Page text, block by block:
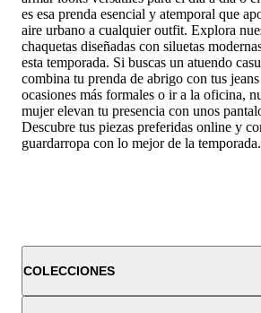
es esa prenda esencial y atemporal que
aire urbano a cualquier outfit. Explora
chaquetas diseñadas con siluetas
esta temporada. Si buscas un atuendo
combina tu prenda de abrigo con tus jeans
ocasiones más formales o ir a la oficina,
mujer elevan tu presencia con unos
Descubre tus piezas preferidas online y
guardarropa con lo mejor de la temporada.
COLECCIONES